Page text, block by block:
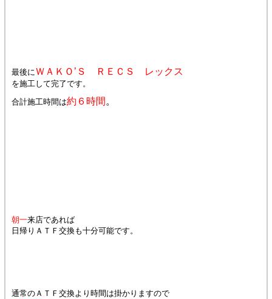
最後にＷＡＫＯ’Ｓ ＲＥＣＳ レックス
を施工して完了です。
合計施工時間は約 ６時間 。
朝一来店であれば
日帰りＡＴＦ交換も十分可能です。
通常のＡＴＦ交換より時間は掛かりますので